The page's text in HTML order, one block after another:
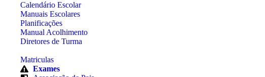
Calendário Escolar
Manuais Escolares
Planificações
Manual Acolhimento
Diretores de Turma
Matriculas
Exames